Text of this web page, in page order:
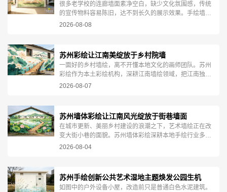
很多老学校的连廊墙面素净空白，缺少文化氛围感，传统
的宣传物料容易陈旧，达不到长久的展示效果。手绘墙绘
作为一体化墙体艺术，完美适配校园走廊环境。案例中的
2026-08-08
苏州彩绘让江南美绽放于乡村院墙
一面好的乡村墙绘，离不开懂本地文化的画师团队。苏州
彩绘作为本土彩绘机构，深耕江南墙绘领域，把江南独有
的荷塘、古村、山水，一笔一笔手绘在乡村民居墙壁之
2026-08-07
苏州墙体彩绘让江南风光绽放于街巷墙面
在城市更新、美丽乡村建设的浪潮之下，艺术墙绘正在改
变大街小巷的面貌。苏州墙体彩绘深耕本地手绘行业多
年，集结专业美术画师团队，专注各类大型墙体手绘项
2026-08-04
苏州手绘创新公共艺术湿地主题焕发公园生机
如图中的户外设备小屋，改造前只是普通白色水泥建筑。